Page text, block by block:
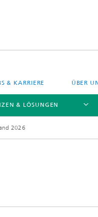
& KARRIERE ÜBER
& LÖSUNGEN
2026